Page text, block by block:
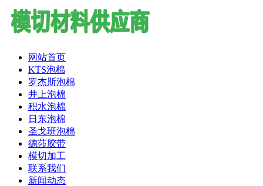
网站首页
KTS泡棉
罗杰斯泡棉
井上泡棉
积水泡棉
日东泡棉
圣戈班泡棉
德莎胶带
模切加工
联系我们
新闻动态